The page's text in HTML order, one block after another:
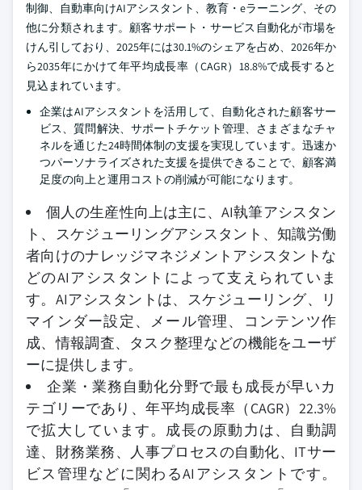
制御、自動車向けAIアシスタント、教育・eラーニング、その
他に分類されます。顧客サポート・サービス自動化が市場を
けん引しており、2025年には30.1%のシェアを占め、2026年か
ら2035年にかけて年平均成長率（CAGR）18.8%で成長すると
見込まれています。
企業はAIアシスタントを活用して、自動化された顧客サー
ビス、質問解決、サポートチケット管理、さまざまなチャ
ネルを通じた24時間体制の支援を実現しています。迅速か
つパーソナライズされた支援を提供できることで、顧客満
足度の向上と運用コストの削減が可能になります。
個人の生産性向上は主に、AI執筆アシスタン
ト、スケジューリングアシスタント、知識労働
者向けのナレッジマネジメントアシスタントな
どのAIアシスタントによって支えられていま
す。AIアシスタントは、スケジューリング、リ
マインダー設定、メール管理、コンテンツ作
成、情報調査、タスク整理などの機能をユーザ
ーに提供します。
企業・業務自動化分野で最も成長が早いカ
テゴリーであり、年平均成長率（CAGR）22.3%
で拡大しています。成長の原動力は、自動調
達、財務業務、人事プロセスの自動化、ITサー
ビス管理などに関わるAIアシスタントです。